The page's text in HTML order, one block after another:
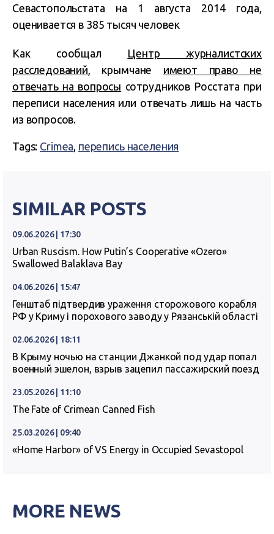
Севастопольстата на 1 августа 2014 года,
оценивается в 385 тысяч человек
Как сообщал Центр журналистских
расследований, крымчане имеют право не
отвечать на вопросы сотрудников Росстата при
переписи населения или отвечать лишь на часть
из вопросов.
Tags: Crimea, перепись населения
SIMILAR POSTS
09.06.2026 | 17:30
Urban Ruscism. How Putin’s Cooperative «Ozero»
Swallowed Balaklava Bay
04.06.2026 | 15:47
Генштаб підтвердив ураження сторожового корабля
РФ у Криму і порохового заводу у Рязанській області
02.06.2026 | 18:11
В Крыму ночью на станции Джанкой под удар попал
военный эшелон, взрыв зацепил пассажирский поезд
23.05.2026 | 11:10
The Fate of Crimean Canned Fish
25.03.2026 | 09:40
«Home Harbor» of VS Energy in Occupied Sevastopol
MORE NEWS